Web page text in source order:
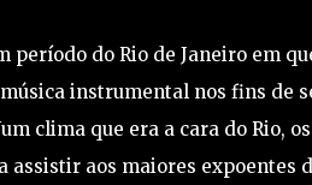
período do Rio de Janeiro em
instrumental nos fins de
clima que era a cara do Rio,
assistir aos maiores expoentes